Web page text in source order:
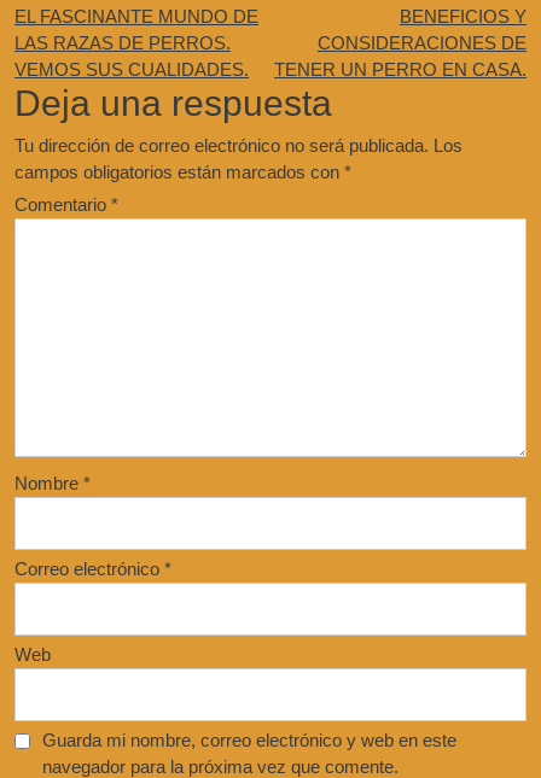
EL FASCINANTE MUNDO DE
LAS RAZAS DE PERROS.
VEMOS SUS CUALIDADES.
BENEFICIOS Y
CONSIDERACIONES DE
TENER UN PERRO EN CASA.
Deja una respuesta
Tu dirección de correo electrónico no será publicada. Los
campos obligatorios están marcados con *
Comentario *
Nombre *
Correo electrónico *
Web
Guarda mi nombre, correo electrónico y web en este
navegador para la próxima vez que comente.